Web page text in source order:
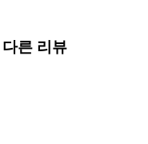
른 리뷰